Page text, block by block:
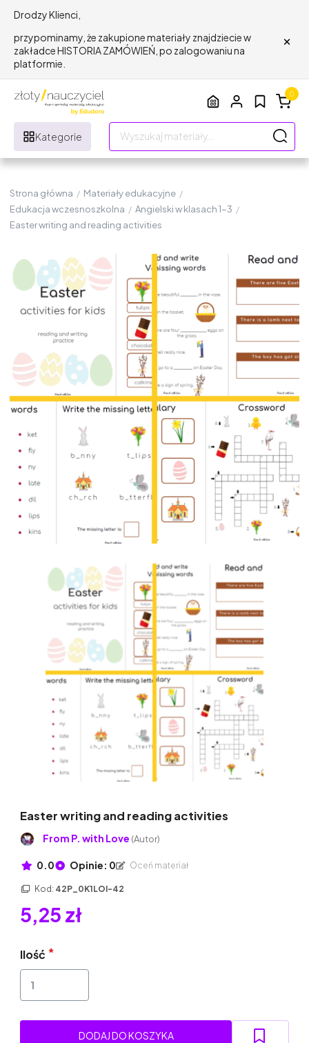
Drodzy Klienci,
przypominamy, że zakupione materiały znajdziecie w
zakładce HISTORIA ZAMÓWIEŃ, po zalogowaniu na
platformie.
×
Kategorie
0
Strona główna / Materiały edukacyjne /
Edukacja wczesnoszkolna / Angielski w klasach 1-3 /
Easter writing and reading activities
Easter writing and reading activities
From P. with Love (Autor)
0.0 Opinie: 0 Oceń materiał
Kod: 42P_0K1LOI-42
5,25 zł
Ilość
DODAJ DO KOSZYKA